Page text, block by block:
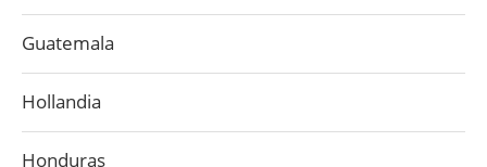
Guatemala
Hollandia
Honduras